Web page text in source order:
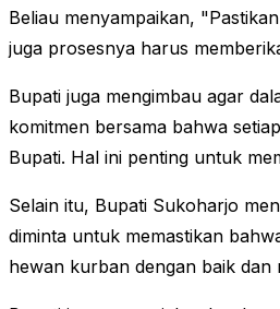
Beliau menyampaikan,
juga prosesnya harus
Bupati juga mengimbau agar
komitmen bersama bahwa
Bupati. Hal ini penting untuk
Selain itu, Bupati Sukoharjo
diminta untuk memastikan
hewan kurban dengan baik